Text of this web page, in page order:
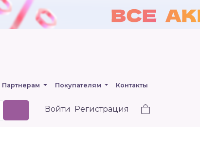
Партнерам Покупателям Контакты
Войти Регистрация